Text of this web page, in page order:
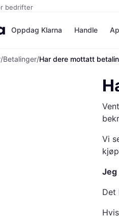
bedrifter
Oppdag Klarna Handle
/Betalinger/Har dere mottatt
Vi
Jeg
Det